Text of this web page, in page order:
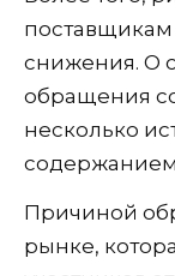
поставщикам
снижения. О
обращения
несколько
Причиной
рынке,